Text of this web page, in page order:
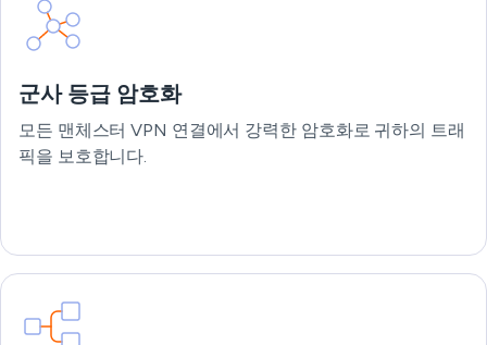
군사 등급 암호화
모든 맨체스터 VPN 연결에서 강력한 암호화로 귀하의 트래
픽을 보호합니다.